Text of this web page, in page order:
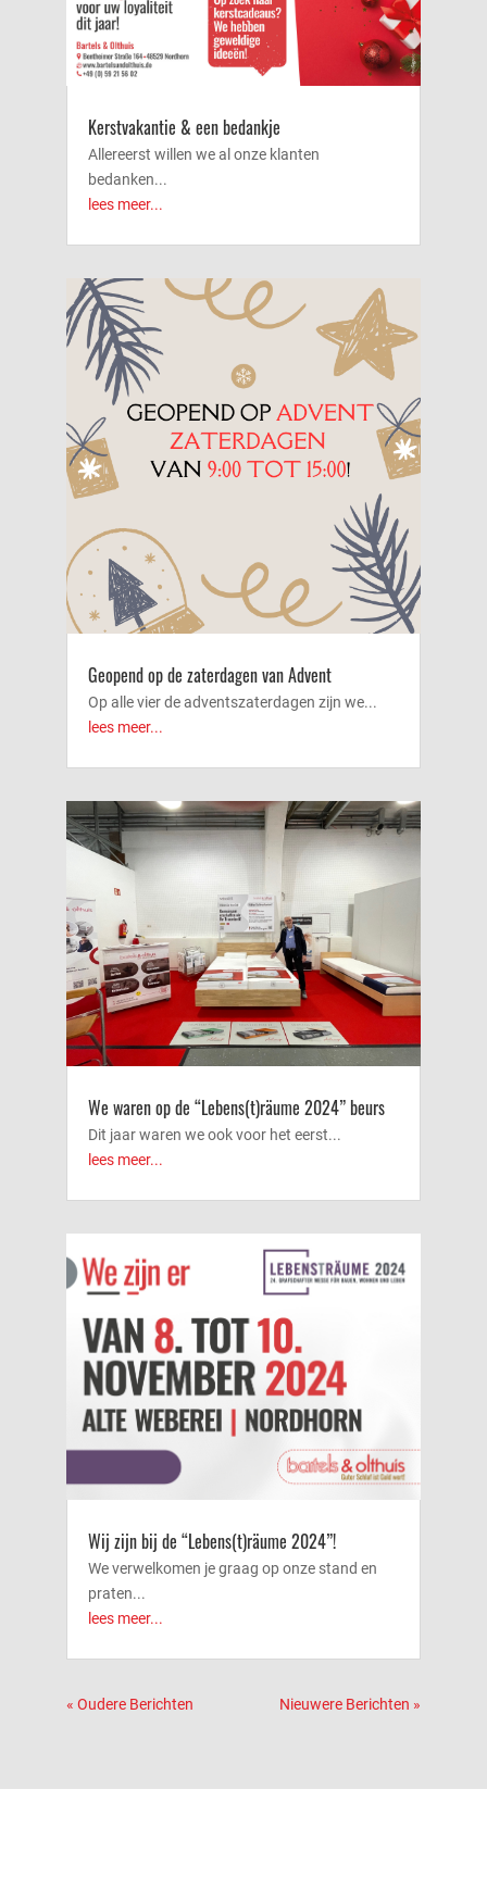
Kerstvakantie & een bedankje
Allereerst willen we al onze klanten
bedanken...
lees meer...
Geopend op de zaterdagen van Advent
Op alle vier de adventszaterdagen zijn we...
lees meer...
We waren op de “Lebens(t)räume 2024” beurs
Dit jaar waren we ook voor het eerst...
lees meer...
Wij zijn bij de “Lebens(t)räume 2024”!
We verwelkomen je graag op onze stand en
praten...
lees meer...
« Oudere Berichten Nieuwere Berichten »